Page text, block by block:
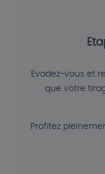
Evadez-vous et
que votre
Profitez